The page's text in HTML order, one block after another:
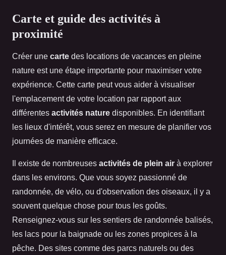
Carte et guide des activités à
proximité
Créer une carte des locations de vacances en pleine
nature est une étape importante pour maximiser votre
expérience. Cette carte peut vous aider à visualiser
l'emplacement de votre location par rapport aux
différentes activités nature disponibles. En identifiant
les lieux d'intérêt, vous serez en mesure de planifier vos
journées de manière efficace.
Il existe de nombreuses activités de plein air à explorer
dans les environs. Que vous soyez passionné de
randonnée, de vélo, ou d'observation des oiseaux, il y a
souvent quelque chose pour tous les goûts.
Renseignez-vous sur les sentiers de randonnée balisés,
les lacs pour la baignade ou les zones propices à la
pêche. Des sites comme des parcs naturels ou des